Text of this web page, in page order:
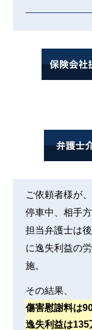
ご依頼者様が
停車中、相手
担当弁護士は
に逸失利益の
施。
その結果、
傷害慰謝料は
逸失利益は135